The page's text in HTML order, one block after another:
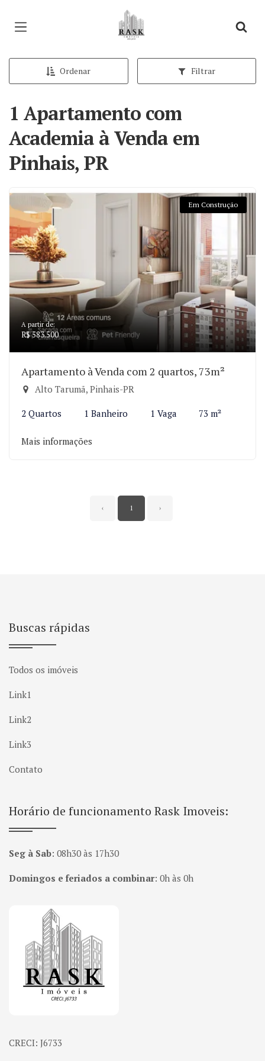
Página inicial
Ordenar Filtrar
1 Apartamento com
Academia à Venda em
Pinhais, PR
Em Construção
A partir de:
R$ 583.500
Apartamento à Venda com 2 quartos, 73m²
Alto Tarumã, Pinhais-PR
2 Quartos 1 Banheiro 1 Vaga 73 m²
Mais informações
‹ 1 ›
Buscas rápidas
Todos os imóveis
Link1
Link2
Link3
Contato
Horário de funcionamento Rask Imoveis:
Seg à Sab: 08h30 às 17h30
Domingos e feriados a combinar: 0h às 0h
Página inicial
CRECI: J6733